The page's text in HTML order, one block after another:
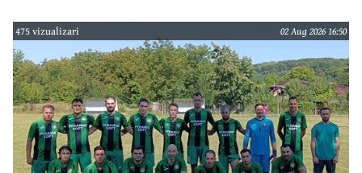
475 vizualizari 02 Aug 2026 16:50